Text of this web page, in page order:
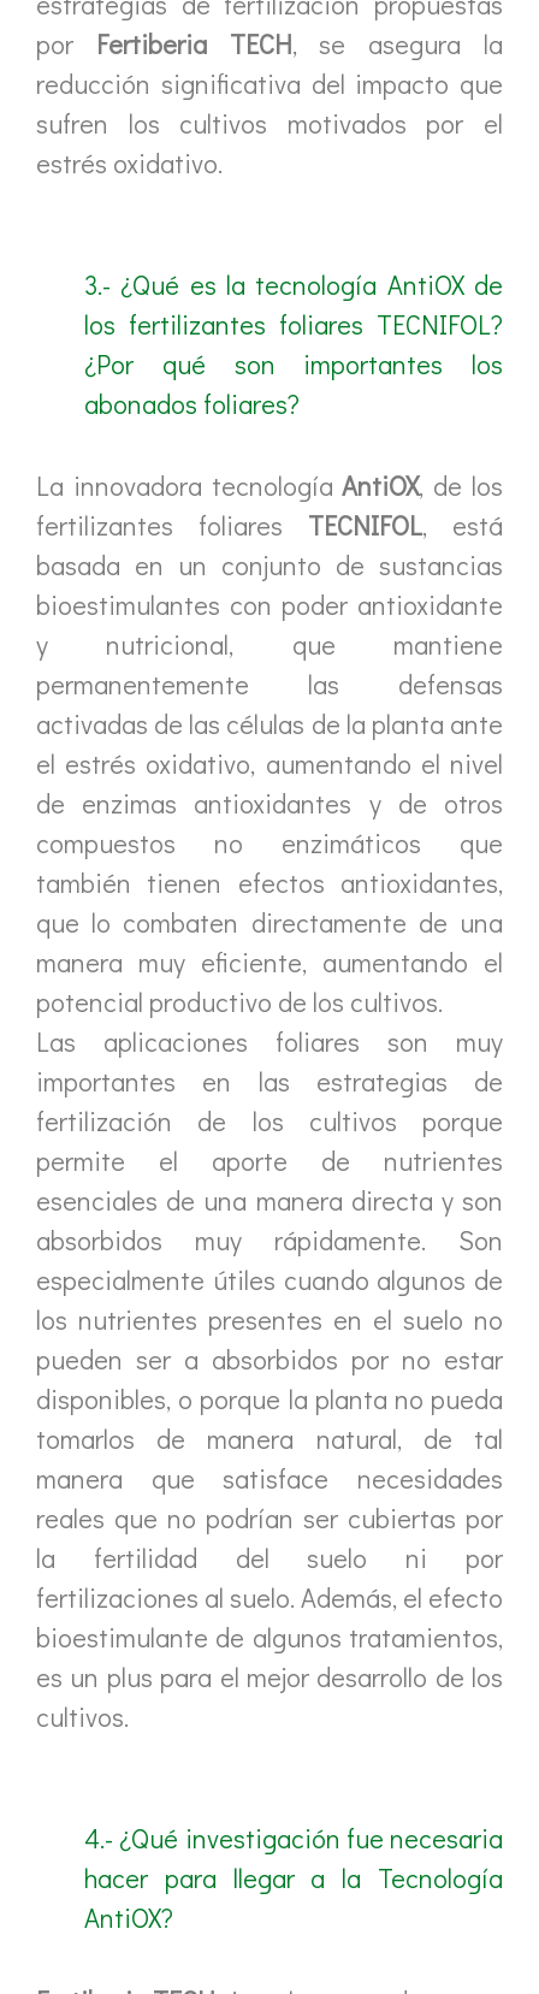
por Fertiberia TECH, se asegura la
reducción significativa del impacto que
sufren los cultivos motivados por el
estrés oxidativo.
3.- ¿Qué es la tecnología AntiOX de
los fertilizantes foliares TECNIFOL?
¿Por qué son importantes los
abonados foliares?
La innovadora tecnologíaAntiOX, de los
fertilizantes foliares TECNIFOL, está
basada en un conjunto de sustancias
bioestimulantes con poder antioxidante
y nutricional, que mantiene
permanentemente las defensas
activadas de las células de la planta ante
el estrés oxidativo, aumentando el nivel
de enzimas antioxidantes y de otros
compuestos no enzimáticos que
también tienen efectos antioxidantes,
que lo combaten directamente de una
manera muy eficiente, aumentando el
potencial productivo de los cultivos.
Las aplicaciones foliares son muy
importantes en las estrategias de
fertilización de los cultivos porque
permite el aporte de nutrientes
esenciales de una manera directa y son
absorbidos muy rápidamente. Son
especialmente útiles cuando algunos de
los nutrientes presentes en el suelo no
pueden ser a absorbidos por no estar
disponibles, o porque la planta no pueda
tomarlos de manera natural, de tal
manera que satisface necesidades
reales que no podrían ser cubiertas por
la fertilidad del suelo ni por
fertilizaciones al suelo. Además, el efecto
bioestimulante de algunos tratamientos,
es un plus para el mejor desarrollo de los
cultivos.
4.- ¿Qué investigación fue necesaria
hacer para llegar a la Tecnología
AntiOX?